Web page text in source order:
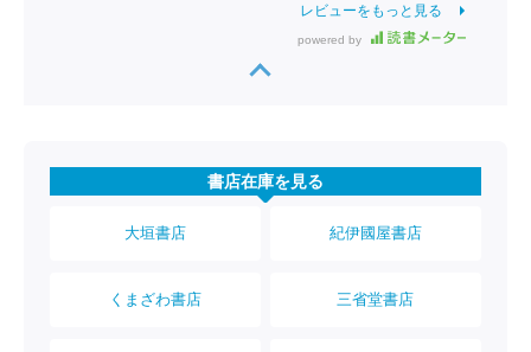
レビューをもっと見る
powered by
書店在庫を見る
大垣書店 紀伊國屋書店
くまざわ書店 三省堂書店